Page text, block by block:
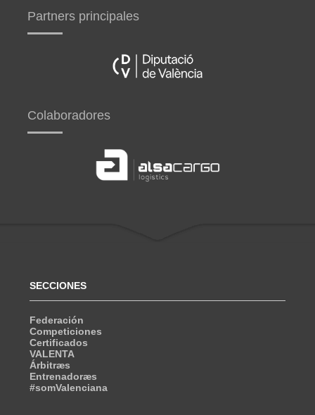
Partners principales
Colaboradores
SECCIONES
Federación
Competiciones
Certificados
VALENTA
Árbitræs
Entrenadoræs
#somValenciana